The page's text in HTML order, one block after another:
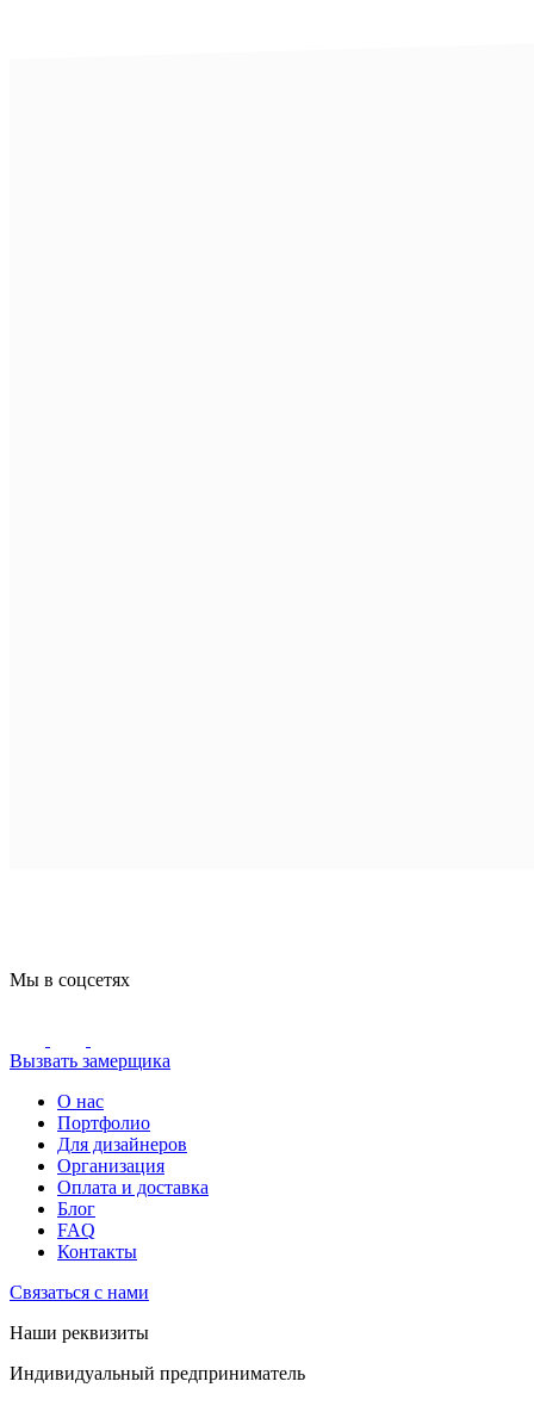
Мы в соцсетях
Вызвать замерщика
О нас
Портфолио
Для дизайнеров
Организация
Оплата и доставка
Блог
FAQ
Контакты
Связаться с нами
Наши реквизиты
Индивидуальный предприниматель